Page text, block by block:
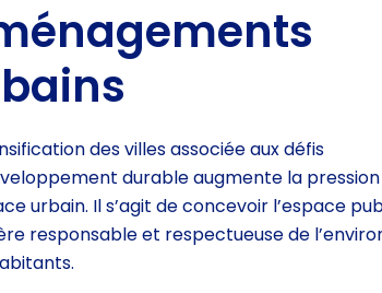
des villes associée aux défis
durable augmente la pression
urbain. Il s’agit de concevoir l’espace
responsable et respectueuse de